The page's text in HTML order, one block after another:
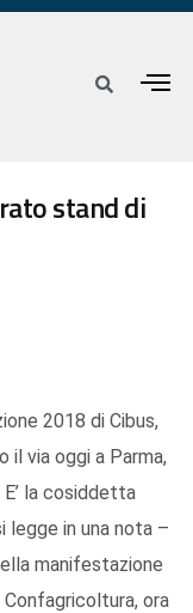
stand di
2018 di Cibus,
il via oggi a Parma,
la cosiddetta
legge in una nota –
manifestazione
ora